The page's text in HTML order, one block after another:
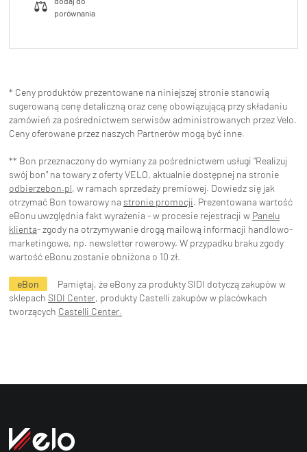
* Ceny produktów prezentowane na niniejszej stronie stanowią
sugerowaną cenę detaliczną oraz cenę obowiązującą przy składaniu
zamówień za pośrednictwem serwisów administrowanych przez Velo.
Ceny oferowane przez naszych Partnerów mogą być inne.
** Bon przeznaczony do wymiany za pośrednictwem usługi "Realizuj
swój bon" na towary z oferty VELO, aktualnie dostępnej na stronie
odbierzebon.pl, w ramach sprzedaży premiowej. Dowiedz się jak
otrzymać Bon towarowy na stronie promocji. Prezentowana wartość
eBonu uwzględnia fakt wyrażenia - w procesie rejestracji w Panelu
klienta- zgody na otrzymywanie drogą mailową informacji handlowo-
marketingowe, np. newsletter rowerowy. W przypadku braku zgody
wartość eBonu zostanie obniżona o 10 zł.
eBon
Pamiętaj, że eBony za produkty SIDI dotyczą zakupów w
sklepach SIDI Center, produkty Castelli zakupów w placówkach
tworzących Castelli Center.